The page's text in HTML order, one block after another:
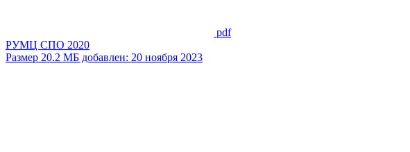
pdf
РУМЦ СПО 2020
Размер 20.2 МБ добавлен: 20 ноября 2023